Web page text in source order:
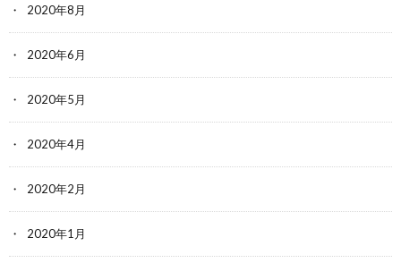
2020年8月
2020年6月
2020年5月
2020年4月
2020年2月
2020年1月